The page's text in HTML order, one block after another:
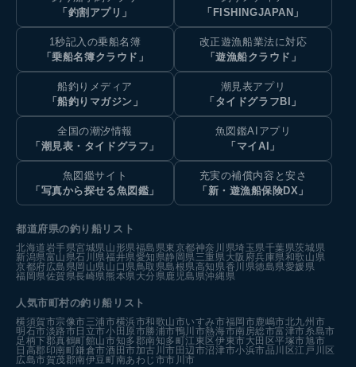
「釣割アプリ」
「FISHINGJAPAN」
1秒記入の乗船名簿
「乗船名簿クラウド」
改正遊漁船業法に対応
「遊漁船クラウド」
船釣りメディア
「船釣りマガジン」
潮見表アプリ
「タイドグラフBI」
全国の潮汐情報
「潮見表・タイドグラフ」
魚図鑑AIアプリ
「マイAI」
魚図鑑サイト
「写真から探せる魚図鑑」
充実の補償内容と安さ
「新・遊漁船保険DX」
都道府県の釣り船リスト
北海道岩手県宮城県山形県福島県東京都神奈川県埼玉県千葉県茨城県
新潟県富山県石川県福井県愛知県静岡県三重県大阪府兵庫県和歌山県
京都府広島県岡山県山口県鳥取県島根県高知県香川県徳島県愛媛県
福岡県佐賀県長崎県熊本県大分県鹿児島県沖縄県
人気市町村の釣り船リスト
横須賀市宗像市三浦市横浜市和歌山市いすみ市福岡市鹿嶋市北九州市
明石市淡路市 日立市小田原市勝浦市鴨川市熱海市南房総市富津市糸島市
足柄下郡真鶴町館山市知多郡南知多町江東区伊東市大田区平塚市旭市
日高郡印南町鎌倉市酒田市加古川市 田辺市沼津市小浜市品川区江戸川区
広島市賀茂郡南伊豆町南あわじ市市川市